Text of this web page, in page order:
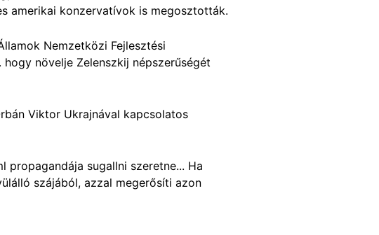
amerikai konzervatívok is megosztották.
Nemzetközi Fejlesztési
növelje Zelenszkij népszerűségét
Viktor Ukrajnával kapcsolatos
propagandája sugallni szeretne... Ha
szájából, azzal megerősíti azon